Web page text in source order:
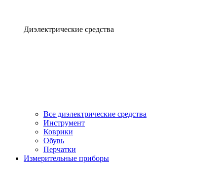
Диэлектрические средства
Все диэлектрические средства
Инструмент
Коврики
Обувь
Перчатки
Измерительные приборы